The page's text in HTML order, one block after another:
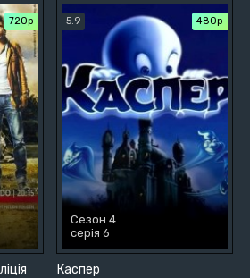
720р
Каспер
5.9 480р
Сезон 4
серія 6